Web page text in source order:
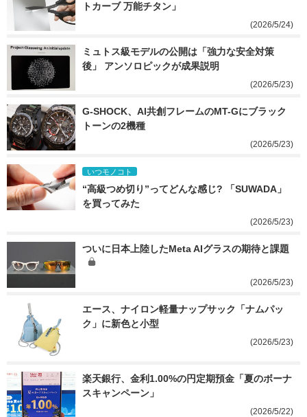
トカーブ 万能チタン」
(2026/5/24)
ミュトス級モデルの公開は「強力な安全対策
後」 アンソロピックが成果説明
(2026/5/23)
G-SHOCK、AI共創フレームのMT-Gにブラック
トーンの2機種
(2026/5/23)
いつモノコト
“高級つめ切り”ってどんな感じ? 「SUWADA」
を買ってみた
(2026/5/23)
ついに日本上陸したMeta AIグラスの期待と課題
(2026/5/23)
エース、ナイロン軽量ナップサック「ナムパッ
ク」に新色と小型
(2026/5/23)
楽天銀行、金利1.00%の円定期預金「夏のボーナ
スキャンペーン」
(2026/5/22)